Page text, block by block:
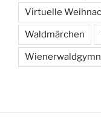
Virtuelle
Waldmärchen